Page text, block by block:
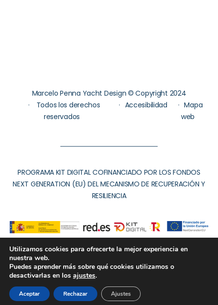
Marcelo Penna Yacht Design © Copyright 2024
Todos los derechos
reservados
Accesibilidad
Mapa
web
PROGRAMA KIT DIGITAL COFINANCIADO POR LOS FONDOS
NEXT GENERATION (EU) DEL MECANISMO DE RECUPERACIÓN Y
RESILIENCIA
Utilizamos cookies para ofrecerte la mejor experiencia en
nuestra web.
Puedes aprender más sobre qué cookies utilizamos o
desactivarlas en los ajustes.
Aceptar Rechazar Ajustes